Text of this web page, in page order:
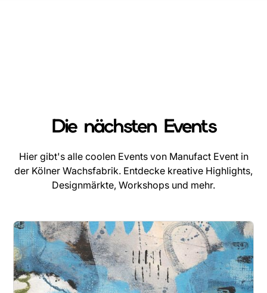
Die nächsten Events
Hier gibt's alle coolen Events von Manufact Event in
der Kölner Wachsfabrik. Entdecke kreative Highlights,
Designmärkte, Workshops und mehr.